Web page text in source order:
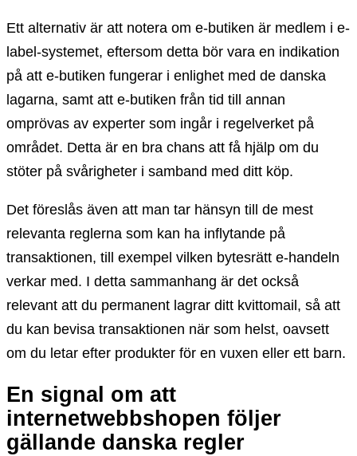
Ett alternativ är att notera om e-butiken är medlem i e-
label-systemet, eftersom detta bör vara en indikation
på att e-butiken fungerar i enlighet med de danska
lagarna, samt att e-butiken från tid till annan
omprövas av experter som ingår i regelverket på
området. Detta är en bra chans att få hjälp om du
stöter på svårigheter i samband med ditt köp.
Det föreslås även att man tar hänsyn till de mest
relevanta reglerna som kan ha inflytande på
transaktionen, till exempel vilken bytesrätt e-handeln
verkar med. I detta sammanhang är det också
relevant att du permanent lagrar ditt kvittomail, så att
du kan bevisa transaktionen när som helst, oavsett
om du letar efter produkter för en vuxen eller ett barn.
En signal om att
internetwebbshopen följer
gällande danska regler